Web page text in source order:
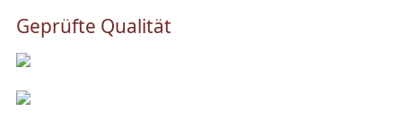
Geprüfte Qualität